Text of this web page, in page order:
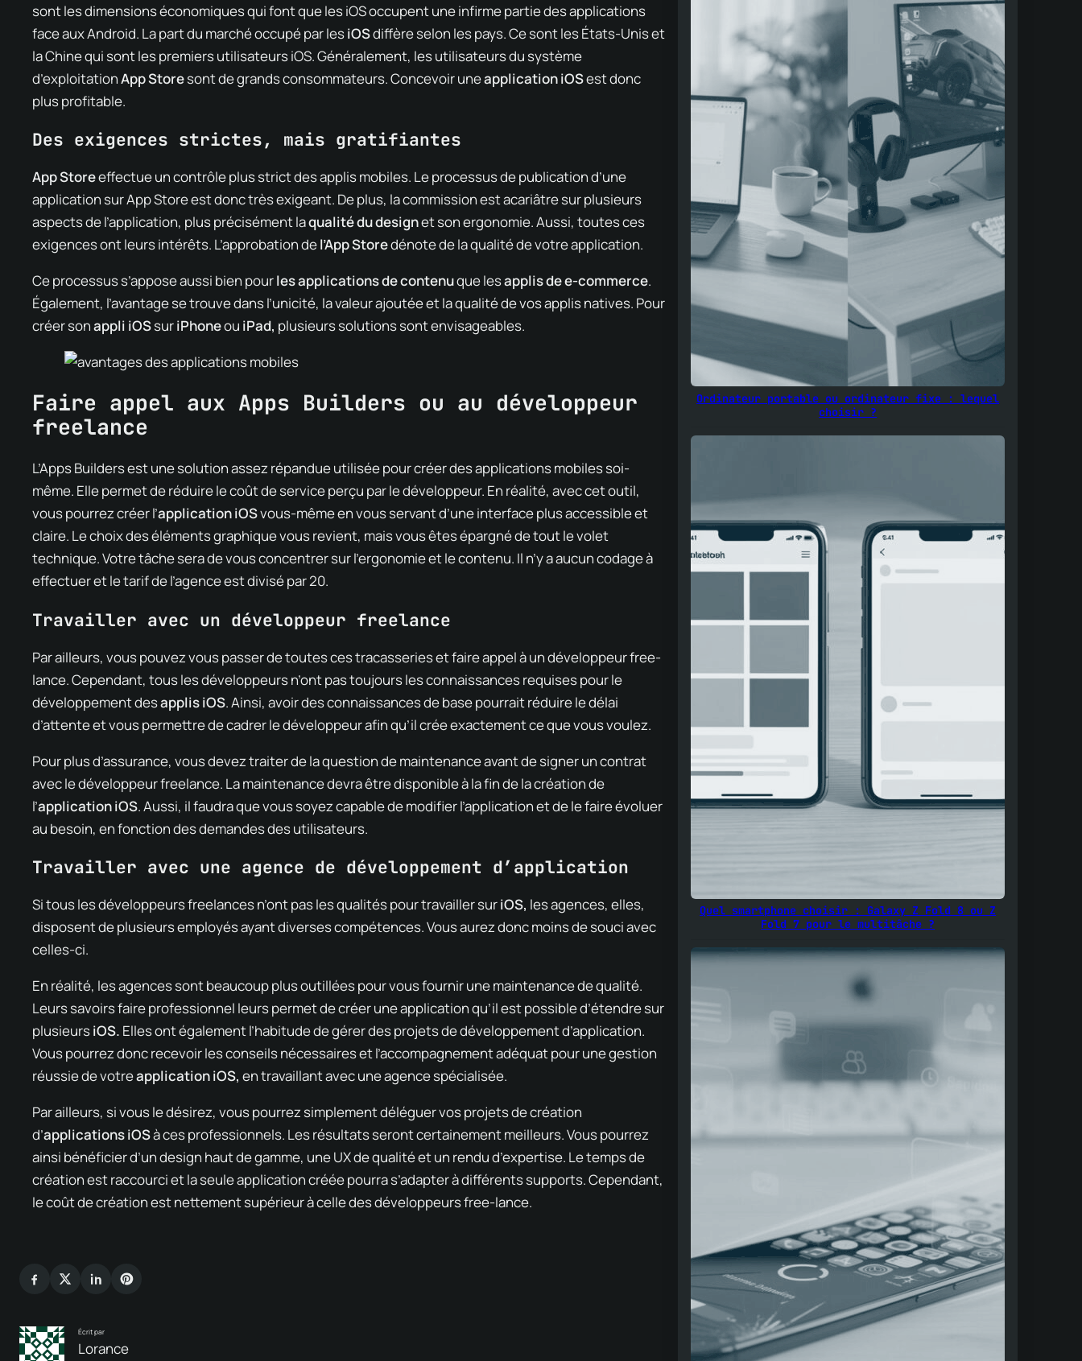
sont les dimensions économiques qui font que les iOS occupent une infirme partie des applications
face aux Android. La part du marché occupé par lesiOSdiffère selon les pays. Ce sont les États-Unis et
la Chine qui sont les premiers utilisateurs iOS. Généralement, les utilisateurs du système
d’exploitationApp Storesont de grands consommateurs. Concevoir uneapplication iOSest donc
plus profitable.
Des exigences strictes, mais gratifiantes
App Storeeffectue un contrôle plus strict des applis mobiles. Le processus de publication d’une
application sur App Store est donc très exigeant. De plus, la commission est acariâtre sur plusieurs
aspects de l’application, plus précisément laqualité du designet son ergonomie. Aussi, toutes ces
exigences ont leurs intérêts. L’approbation del’App Storedénote de la qualité de votre application.
Ce processus s’appose aussi bien pourles applications de contenuque lesapplis de e-commerce.
Également, l’avantage se trouve dans l’unicité, la valeur ajoutée et la qualité de vos applis natives. Pour
créer sonappli iOSsuriPhoneou iPad, plusieurs solutions sont envisageables.
Faire appel aux Apps Builders ou au développeur
freelance
L’Apps Builders est une solution assez répandue utilisée pour créer des applications mobiles soi-
même. Elle permet de réduire le coût de service perçu par le développeur. En réalité, avec cet outil,
vous pourrez créer l’application iOSvous-même en vous servant d’une interface plus accessible et
claire. Le choix des éléments graphique vous revient, mais vous êtes épargné de tout le volet
technique. Votre tâche sera de vous concentrer sur l’ergonomie et le contenu. Il n’y a aucun codage à
effectuer et le tarif de l’agence est divisé par 20.
Travailler avec un développeur freelance
Par ailleurs, vous pouvez vous passer de toutes ces tracasseries et faire appel à un développeur free-
lance. Cependant, tous les développeurs n’ont pas toujours les connaissances requises pour le
développement desapplis iOS. Ainsi, avoir des connaissances de base pourrait réduire le délai
d’attente et vous permettre de cadrer le développeur afin qu’il crée exactement ce que vous voulez.
Pour plus d’assurance, vous devez traiter de la question de maintenance avant de signer un contrat
avec le développeur freelance. La maintenance devra être disponible à la fin de la création de
l’application iOS. Aussi, il faudra que vous soyez capable de modifier l’application et de le faire évoluer
au besoin, en fonction des demandes des utilisateurs.
Travailler avec une agence de développement d’application
Si tous les développeurs freelances n’ont pas les qualités pour travailler suriOS, les agences, elles,
disposent de plusieurs employés ayant diverses compétences. Vous aurez donc moins de souci avec
celles-ci.
En réalité, les agences sont beaucoup plus outillées pour vous fournir une maintenance de qualité.
Leurs savoirs faire professionnel leurs permet de créer une application qu’il est possible d’étendre sur
plusieursiOS. Elles ont également l’habitude de gérer des projets de développement d’application.
Vous pourrez donc recevoir les conseils nécessaires et l’accompagnement adéquat pour une gestion
réussie de votreapplication iOS, en travaillant avec une agence spécialisée.
Par ailleurs, si vous le désirez, vous pourrez simplement déléguer vos projets de création
d’applications iOSà ces professionnels. Les résultats seront certainement meilleurs. Vous pourrez
ainsi bénéficier d’un design haut de gamme, une UX de qualité et un rendu d’expertise. Le temps de
création est raccourci et la seule application créée pourra s’adapter à différents supports. Cependant,
le coût de création est nettement supérieur à celle des développeurs free-lance.
Écrit par
Lorance
Ordinateur portable ou ordinateur fixe : lequel
choisir ?
Quel smartphone choisir : Galaxy Z Fold 8 ou Z
Fold 7 pour le multitâche ?